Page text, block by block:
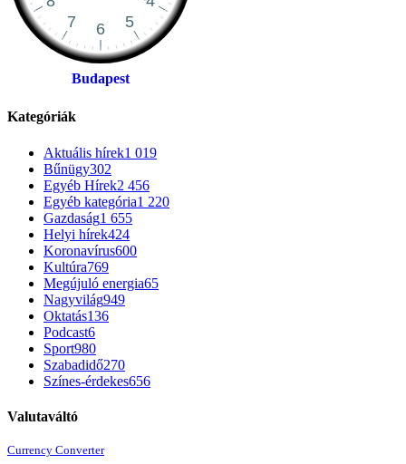
Budapest
Kategóriák
Aktuális hírek1 019
Bűnügy302
Egyéb Hírek2 456
Egyéb kategória1 220
Gazdaság1 655
Helyi hírek424
Koronavírus600
Kultúra769
Megújuló energia65
Nagyvilág949
Oktatás136
Podcast6
Sport980
Szabadidő270
Színes-érdekes656
Valutaváltó
Currency Converter